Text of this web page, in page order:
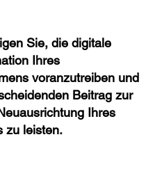
Sie, die digitale
Ihres
voranzutreiben und
Beitrag zur
Ihres
zu leisten.